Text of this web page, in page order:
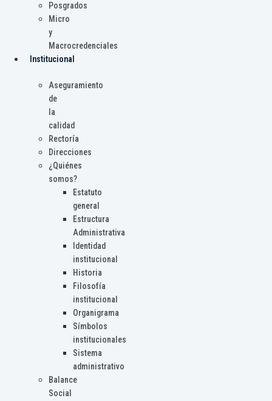
Posgrados
Micro
y
Macrocredenciales
Institucional
Aseguramiento
de
la
calidad
Rectoría
Direcciones
¿Quiénes
somos?
Estatuto
general
Estructura
Administrativa
Identidad
institucional
Historia
Filosofía
institucional
Organigrama
Símbolos
institucionales
Sistema
administrativo
Balance
Social